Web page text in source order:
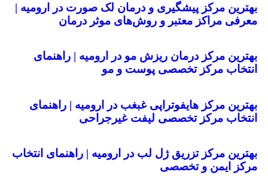
بهترین مرکز پیشگیری و درمان لک صورت در ارومیه |
معرفی مراکز معتبر و روش‌های موثر درمان
بهترین مرکز درمان ریزش مو در ارومیه | راهنمای
انتخاب مرکز تخصصی پوست و مو
بهترین مرکز هایفوتراپی غبغب در ارومیه | راهنمای
انتخاب مرکز تخصصی لیفت غیرجراحی
بهترین مرکز تزریق ژل لب در ارومیه | راهنمای انتخاب
مرکز ایمن و تخصصی